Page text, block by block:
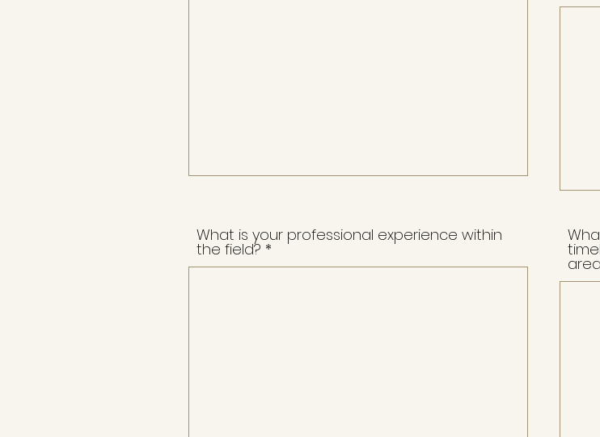
What is your professional experience within
the field?